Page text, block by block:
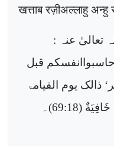
खत्ताब रज़ीअल्लाहु
تعالیٰ عنہ :
حاسبواانفسکم قبل
ذالک یوم القیامۃ
(يَوْمَئِذٍ تُعْرَضُونَ لَا تَخْفَىٰ مِنكُمْ خَافِيَةٌ (69:18)۔